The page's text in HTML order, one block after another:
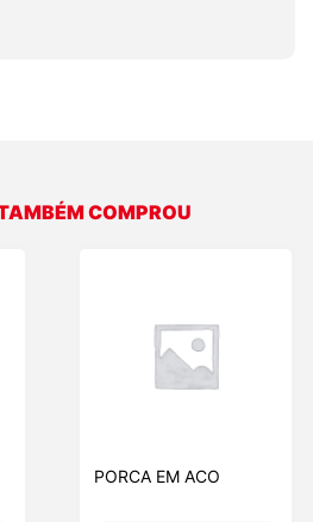
COMPROU
PORCA EM ACO